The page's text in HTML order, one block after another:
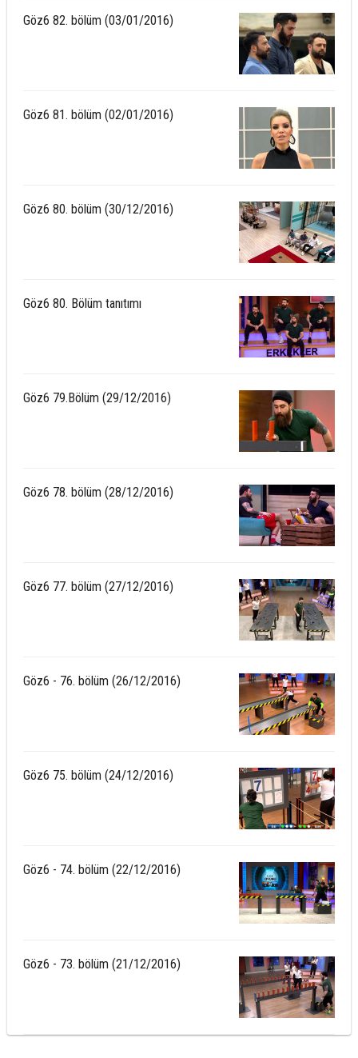
Göz6 82. bölüm (03/01/2016)
Göz6 81. bölüm (02/01/2016)
Göz6 80. bölüm (30/12/2016)
Göz6 80. Bölüm tanıtımı
Göz6 79.Bölüm (29/12/2016)
Göz6 78. bölüm (28/12/2016)
Göz6 77. bölüm (27/12/2016)
Göz6 - 76. bölüm (26/12/2016)
Göz6 75. bölüm (24/12/2016)
Göz6 - 74. bölüm (22/12/2016)
Göz6 - 73. bölüm (21/12/2016)